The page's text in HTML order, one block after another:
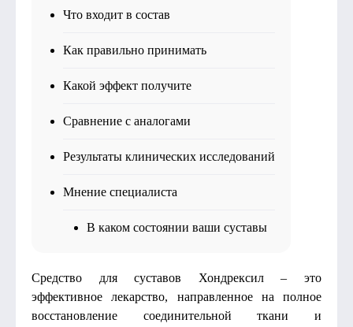
Что входит в состав
Как правильно принимать
Какой эффект получите
Сравнение с аналогами
Результаты клинических исследований
Мнение специалиста
В каком состоянии ваши суставы
Средство для суставов Хондрексил – это
эффективное лекарство, направленное на полное
восстановление соединительной ткани и